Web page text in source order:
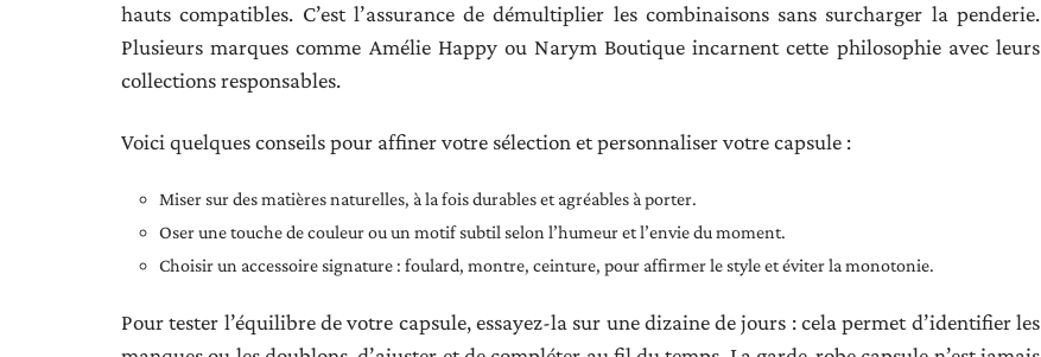
hauts compatibles. C’est l’assurance de démultiplier les combinaisons sans surcharger la penderie.
Plusieurs marques comme Amélie Happy ou Narym Boutique incarnent cette philosophie avec leurs
collections responsables.
Voici quelques conseils pour affiner votre sélection et personnaliser votre capsule :
Miser sur des matières naturelles, à la fois durables et agréables à porter.
Oser une touche de couleur ou un motif subtil selon l’humeur et l’envie du moment.
Choisir un accessoire signature : foulard, montre, ceinture, pour affirmer le style et éviter la monotonie.
Pour tester l’équilibre de votre capsule, essayez-la sur une dizaine de jours : cela permet d’identifier les